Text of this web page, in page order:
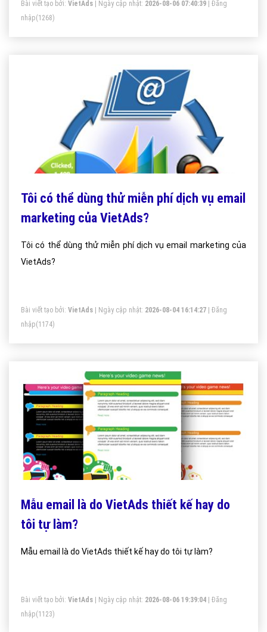
Bài viết tạo bởi: VietAds | Ngày cập nhật: 2026-08-06 07:40:39
Đăng
nhập(1268)
Tôi có thể dùng thử miễn phí dịch vụ email
marketing của VietAds?
Tôi có thể dùng thử miễn phí dịch vụ email marketing của
VietAds?
Bài viết tạo bởi: VietAds | Ngày cập nhật: 2026-08-04 16:14:27
Đăng
nhập(1174)
Mẫu email là do VietAds thiết kế hay do
tôi tự làm?
Mẫu email là do VietAds thiết kế hay do tôi tự làm?
Bài viết tạo bởi: VietAds | Ngày cập nhật: 2026-08-06 19:39:04
Đăng
nhập(1123)